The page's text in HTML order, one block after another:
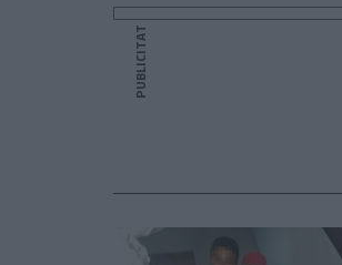
PUBLICITAT